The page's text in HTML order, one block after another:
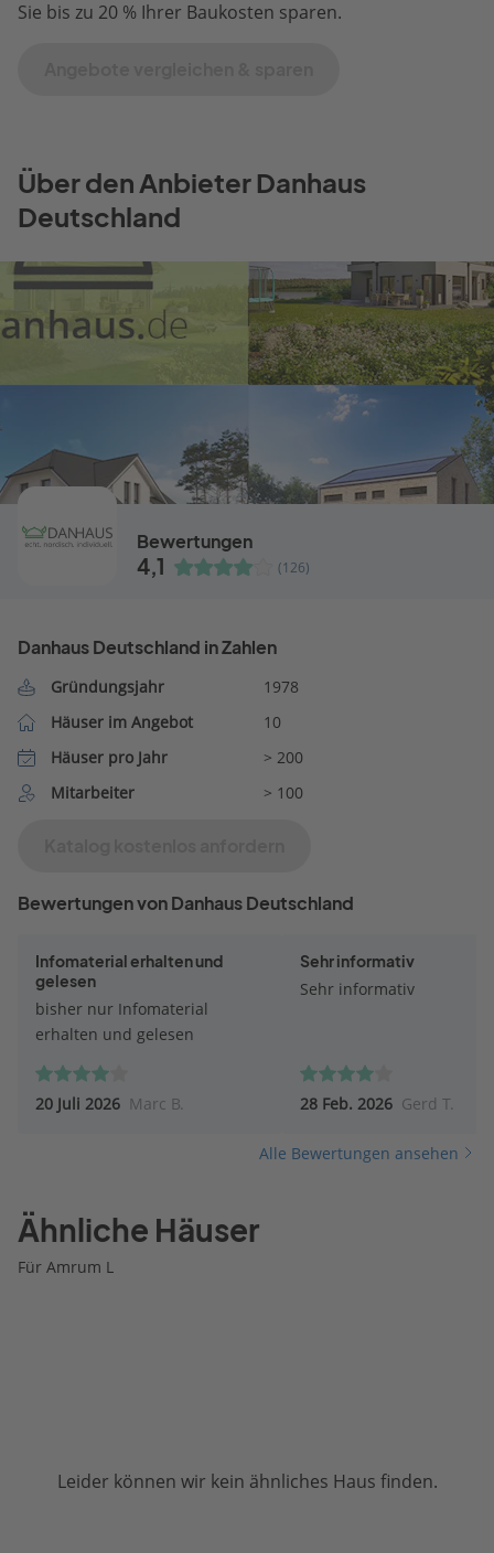
Sie bis zu 20 % Ihrer Baukosten sparen.
Über den Anbieter Danhaus
Deutschland
Bewertungen
4,1 (126)
Danhaus Deutschland in Zahlen
Gründungsjahr
1978
Häuser im Angebot
10
Häuser pro Jahr
> 200
Mitarbeiter
> 100
Bewertungen von Danhaus Deutschland
Infomaterial erhalten und
gelesen
bisher nur Infomaterial
erhalten und gelesen
20 Juli 2026 Marc B.
Sehr informativ
Sehr informativ
28 Feb. 2026 Gerd T.
Alle Bewertungen ansehen
Ähnliche Häuser
Für Amrum L
Leider können wir kein ähnliches Haus finden.